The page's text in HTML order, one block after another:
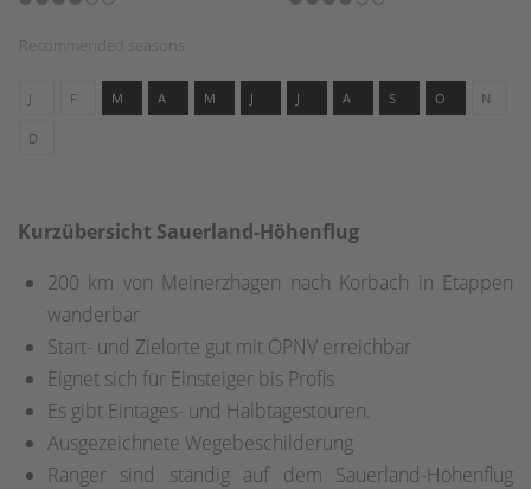
Recommended seasons
J F M A M J J A S O N
D
Kurzübersicht Sauerland-Höhenflug
200 km von Meinerzhagen nach Korbach in Etappen
wanderbar
Start- und Zielorte gut mit ÖPNV erreichbar
Eignet sich für Einsteiger bis Profis
Es gibt Eintages- und Halbtagestouren.
Ausgezeichnete Wegebeschilderung
Ranger sind ständig auf dem Sauerland-Höhenflug